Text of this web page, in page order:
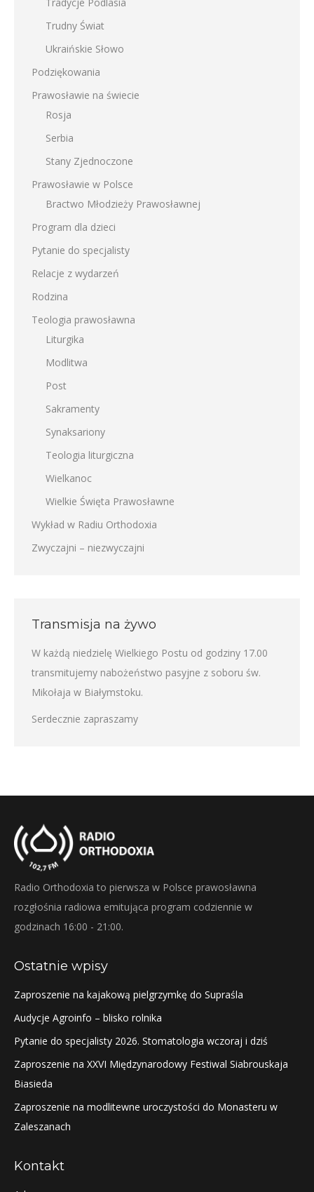
Trudny Świat
Ukraińskie Słowo
Podziękowania
Prawosławie na świecie
Rosja
Serbia
Stany Zjednoczone
Prawosławie w Polsce
Bractwo Młodzieży Prawosławnej
Program dla dzieci
Pytanie do specjalisty
Relacje z wydarzeń
Rodzina
Teologia prawosławna
Liturgika
Modlitwa
Post
Sakramenty
Synaksariony
Teologia liturgiczna
Wielkanoc
Wielkie Święta Prawosławne
Wykład w Radiu Orthodoxia
Zwyczajni – niezwyczajni
Transmisja na żywo
W każdą niedzielę Wielkiego Postu od godziny 17.00
transmitujemy nabożeństwo pasyjne z soboru św.
Mikołaja w Białymstoku.
Serdecznie zapraszamy
Radio Orthodoxia to pierwsza w Polsce prawosławna
rozgłośnia radiowa emitująca program codziennie w
godzinach 16:00 - 21:00.
Ostatnie wpisy
Zaproszenie na kajakową pielgrzymkę do Supraśla
Audycje Agroinfo – blisko rolnika
Pytanie do specjalisty 2026. Stomatologia wczoraj i dziś
Zaproszenie na XXVI Międzynarodowy Festiwal Siabrouskaja
Biasieda
Zaproszenie na modlitewne uroczystości do Monasteru w
Zaleszanach
Kontakt